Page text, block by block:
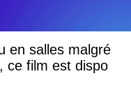
en salles malgré
ce film est dispo